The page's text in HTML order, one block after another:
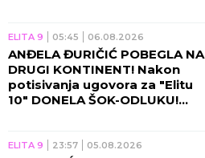
ELITA 9 05:45 06.08.2026
ANĐELA ĐURIČIĆ POBEGLA NA
DRUGI KONTINENT! Nakon
potisivanja ugovora za "Elitu
10" DONELA ŠOK-ODLUKU!
ELITA 9 23:57 05.08.2026